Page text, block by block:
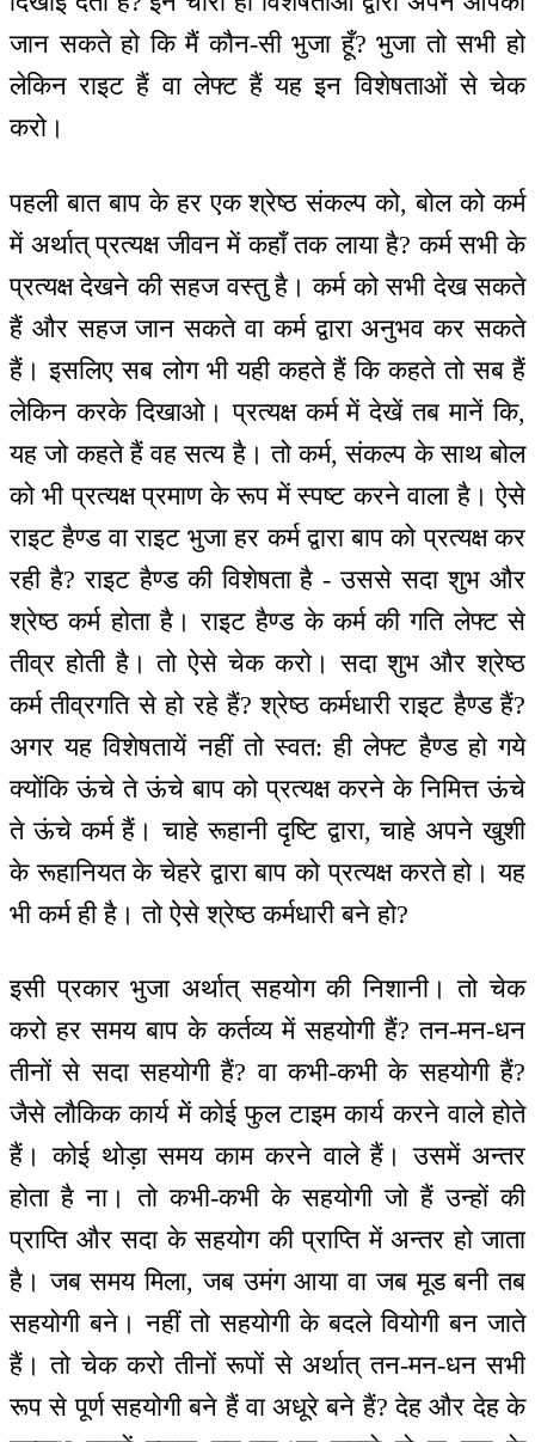
जान सकते हो कि मैं कौन-सी भुजा हूँ? भुजा तो सभी हो
लेकिन राइट हैं वा लेफ्ट हैं यह इन विशेषताओं से चेक
करो।
पहली बात बाप के हर एक श्रेष्ठ संकल्प को, बोल को कर्म
में अर्थात् प्रत्यक्ष जीवन में कहाँ तक लाया है? कर्म सभी के
प्रत्यक्ष देखने की सहज वस्तु है। कर्म को सभी देख सकते
हैं और सहज जान सकते वा कर्म द्वारा अनुभव कर सकते
हैं। इसलिए सब लोग भी यही कहते हैं कि कहते तो सब हैं
लेकिन करके दिखाओ। प्रत्यक्ष कर्म में देखें तब मानें कि,
यह जो कहते हैं वह सत्य है। तो कर्म, संकल्प के साथ बोल
को भी प्रत्यक्ष प्रमाण के रूप में स्पष्ट करने वाला है। ऐसे
राइट हैण्ड वा राइट भुजा हर कर्म द्वारा बाप को प्रत्यक्ष कर
रही है? राइट हैण्ड की विशेषता है - उससे सदा शुभ और
श्रेष्ठ कर्म होता है। राइट हैण्ड के कर्म की गति लेफ्ट से
तीव्र होती है। तो ऐसे चेक करो। सदा शुभ और श्रेष्ठ
कर्म तीव्रगति से हो रहे हैं? श्रेष्ठ कर्मधारी राइट हैण्ड हैं?
अगर यह विशेषतायें नहीं तो स्वत: ही लेफ्ट हैण्ड हो गये
क्योंकि ऊंचे ते ऊंचे बाप को प्रत्यक्ष करने के निमित्त ऊंचे
ते ऊंचे कर्म हैं। चाहे रूहानी दृष्टि द्वारा, चाहे अपने खुशी
के रूहानियत के चेहरे द्वारा बाप को प्रत्यक्ष करते हो। यह
भी कर्म ही है। तो ऐसे श्रेष्ठ कर्मधारी बने हो?
इसी प्रकार भुजा अर्थात् सहयोग की निशानी। तो चेक
करो हर समय बाप के कर्तव्य में सहयोगी हैं? तन-मन-धन
तीनों से सदा सहयोगी हैं? वा कभी-कभी के सहयोगी हैं?
जैसे लौकिक कार्य में कोई फुल टाइम कार्य करने वाले होते
हैं। कोई थोड़ा समय काम करने वाले हैं। उसमें अन्तर
होता है ना। तो कभी-कभी के सहयोगी जो हैं उन्हों की
प्राप्ति और सदा के सहयोग की प्राप्ति में अन्तर हो जाता
है। जब समय मिला, जब उमंग आया वा जब मूड बनी तब
सहयोगी बने। नहीं तो सहयोगी के बदले वियोगी बन जाते
हैं। तो चेक करो तीनों रूपों से अर्थात् तन-मन-धन सभी
रूप से पूर्ण सहयोगी बने हैं वा अधूरे बने हैं? देह और देह के